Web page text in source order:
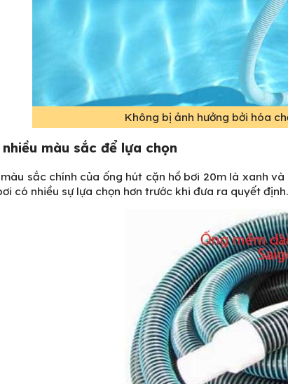
Không bị ảnh hưởng bởi hóa
nhiều màu sắc để lựa chọn
sắc chính của ống hút cặn hồ bơi 20m là xanh
có nhiều sự lựa chọn hơn trước khi đưa ra quyết định.